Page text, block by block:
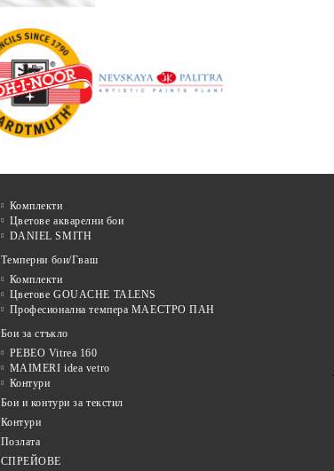
Комплекти
Цветове акварелни бои
DANIEL SMITH
Темперни бои/Гваш
Комплекти
Цветове GOUACHE TALENS
Професионална темпера МАЕСТРО ПАН
Бои за стъкло
PEBEO Vitrea 160
MAIMERI idea vetro
Контури
Бои и контури за текстил
Контури
Позлата
СПРЕЙОВЕ